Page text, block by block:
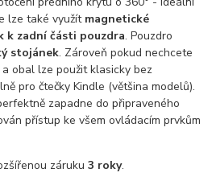
lze také využít magnetické
k zadní části pouzdra. Pouzdro
stojánek. Zároveň pokud nechcete
obal lze použit klasicky bez
pro čtečky Kindle (většina modelů).
zapadne do připraveného
přístup ke všem ovládacím prvkům
záruku3 roky.